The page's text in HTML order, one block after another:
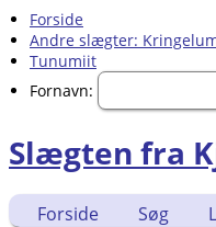
Forside
Andre slægter:
Tunumiit
Fornavn:
Slægten fra
Forside Søg